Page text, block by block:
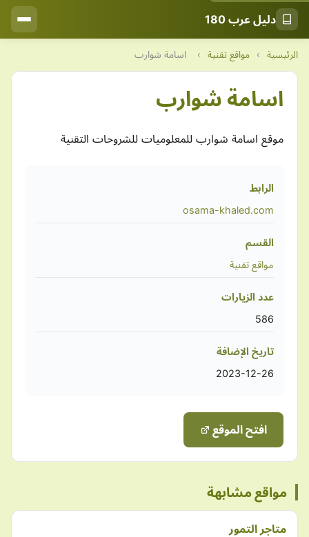
دليل عرب 180
الرئيسية › مواقع تقنية › اسامة شوارب
اسامة شوارب
موقع اسامة شوارب للمعلوميات للشروحات التقنية
الرابط
osama-khaled.com
القسم
مواقع تقنية
عدد الزيارات
586
تاريخ الإضافة
2023-12-26
افتح الموقع
مواقع مشابهة
متاجر التمور